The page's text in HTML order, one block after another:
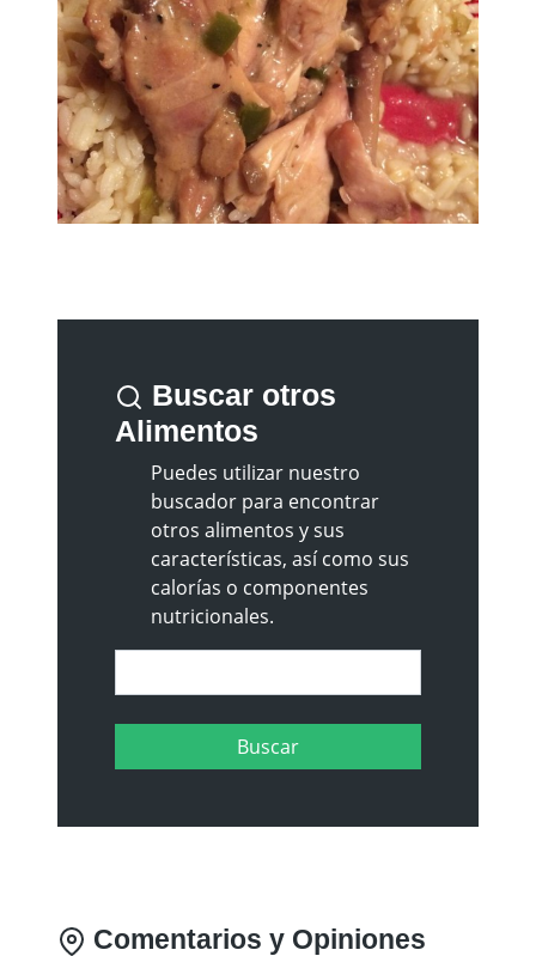
Buscar otros
Alimentos
Puedes utilizar nuestro
buscador para encontrar
otros alimentos y sus
características, así como sus
calorías o componentes
nutricionales.
Comentarios y Opiniones